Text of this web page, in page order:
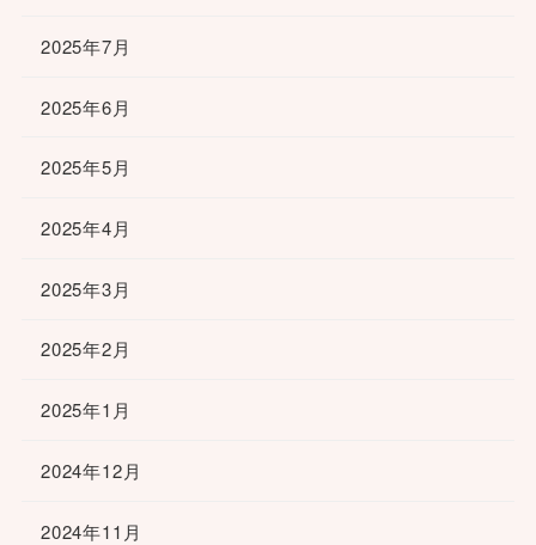
2025年7月
2025年6月
2025年5月
2025年4月
2025年3月
2025年2月
2025年1月
2024年12月
2024年11月